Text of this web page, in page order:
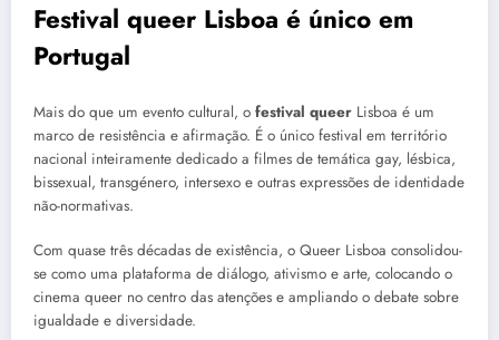
Festival queer Lisboa é único em
Portugal
Mais do que um evento cultural, o festival queer Lisboa é um
marco de resistência e afirmação. É o único festival em território
nacional inteiramente dedicado a filmes de temática gay, lésbica,
bissexual, transgénero, intersexo e outras expressões de identidade
não-normativas.
Com quase três décadas de existência, o Queer Lisboa consolidou-
se como uma plataforma de diálogo, ativismo e arte, colocando o
cinema queer no centro das atenções e ampliando o debate sobre
igualdade e diversidade.